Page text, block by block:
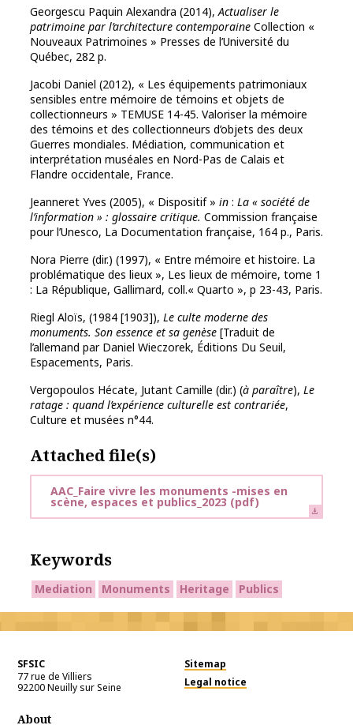
Georgescu Paquin Alexandra (2014),Actualiser le
patrimoine par l’architecture contemporaine Collection «
Nouveaux Patrimoines » Presses de l’Université du
Québec, 282 p.
Jacobi Daniel (2012), « Les équipements patrimoniaux
sensibles entre mémoire de témoins et objets de
collectionneurs » TEMUSE 14-45. Valoriser la mémoire
des témoins et des collectionneurs d’objets des deux
Guerres mondiales. Médiation, communication et
interprétation muséales en Nord-Pas de Calais et
Flandre occidentale, France.
Jeanneret Yves (2005), « Dispositif » in : La « société de
l’information » : glossaire critique. Commission française
pour l’Unesco, La Documentation française, 164 p., Paris.
Nora Pierre (dir.) (1997), « Entre mémoire et histoire. La
problématique des lieux », Les lieux de mémoire, tome 1
: La République, Gallimard, coll.« Quarto », p 23-43, Paris.
Riegl Aloïs, (1984 [1903]), Le culte moderne des
monuments. Son essence et sa genèse [Traduit de
l’allemand par Daniel Wieczorek, Éditions Du Seuil,
Espacements, Paris.
Vergopoulos Hécate, Jutant Camille (dir.) (à paraître), Le
ratage : quand l’expérience culturelle est contrariée,
Culture et musées n°44.
Attached file(s)
AAC_Faire vivre les monuments -mises en
scène, espaces et publics_2023 (pdf)
Keywords
Mediation Monuments Heritage Publics
SFSIC
77 rue de Villiers
92200Neuilly sur Seine
Sitemap
Legal notice
About